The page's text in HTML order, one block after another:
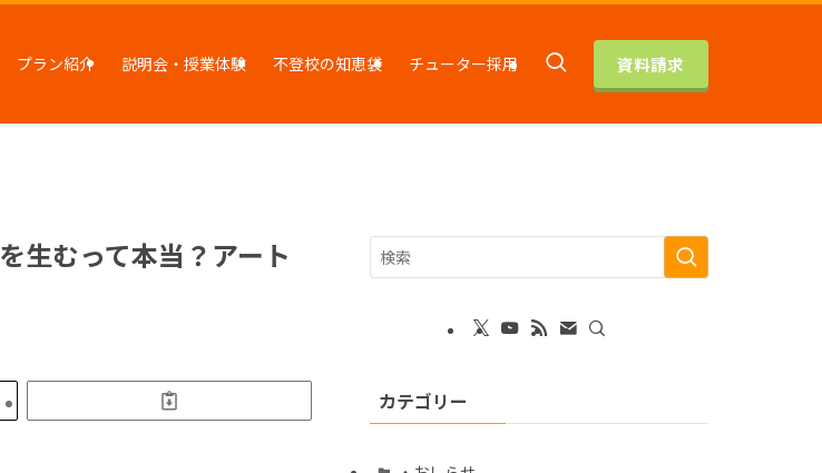
プラン紹介 説明会・授業体験 不登校の知恵袋 チューター採用 資料請求
生むって本当？アート
カテゴリー